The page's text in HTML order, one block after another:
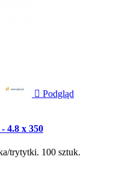
 Podgląd
4.8 x 350
trytytki. 100 sztuk.